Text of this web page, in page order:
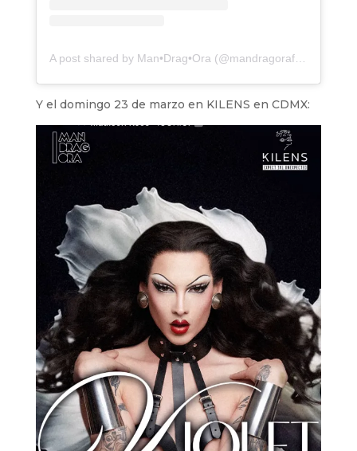
A post shared by Man•Drag•Ora (@mandragorafest)
Y el domingo 23 de marzo en KILENS en CDMX: